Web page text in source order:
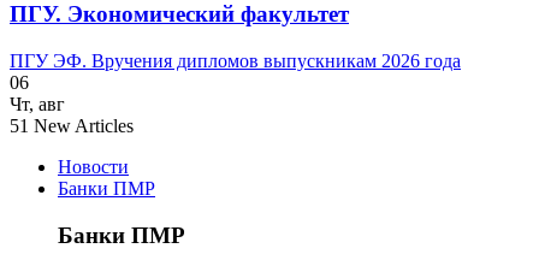
ПГУ. Экономический факультет
ПГУ ЭФ. Вручения дипломов выпускникам 2026 года
06
Чт, авг
51 New Articles
Новости
Банки ПМР
Банки ПМР